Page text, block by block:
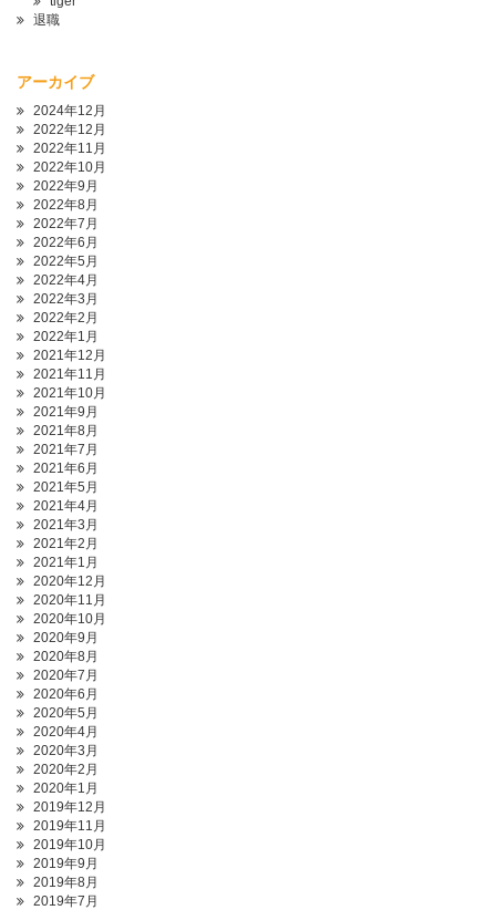
退職
アーカイブ
2024年12月
2022年12月
2022年11月
2022年10月
2022年9月
2022年8月
2022年7月
2022年6月
2022年5月
2022年4月
2022年3月
2022年2月
2022年1月
2021年12月
2021年11月
2021年10月
2021年9月
2021年8月
2021年7月
2021年6月
2021年5月
2021年4月
2021年3月
2021年2月
2021年1月
2020年12月
2020年11月
2020年10月
2020年9月
2020年8月
2020年7月
2020年6月
2020年5月
2020年4月
2020年3月
2020年2月
2020年1月
2019年12月
2019年11月
2019年10月
2019年9月
2019年8月
2019年7月